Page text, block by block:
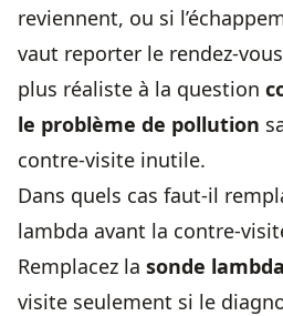
reviennent, ou si
vaut reporter le rendez-
plus réaliste à la question
le problème de pollution
contre-visite inutile.
Dans quels cas faut-il
lambda avant la contre-
Remplacez la sonde lambda
visite seulement si le